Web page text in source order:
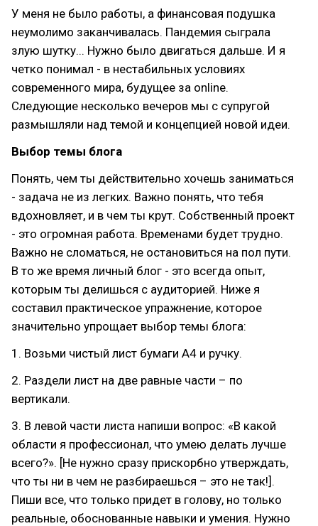
У меня не было работы, а финансовая подушка
неумолимо заканчивалась. Пандемия сыграла
злую шутку... Нужно было двигаться дальше. И я
четко понимал - в нестабильных условиях
современного мира, будущее за online.
Следующие несколько вечеров мы с супругой
размышляли над темой и концепцией новой идеи.
Выбор темы блога
Понять, чем ты действительно хочешь заниматься
- задача не из легких. Важно понять, что тебя
вдохновляет, и в чем ты крут. Собственный проект
- это огромная работа. Временами будет трудно.
Важно не сломаться, не остановиться на пол пути.
В то же время личный блог - это всегда опыт,
которым ты делишься с аудиторией. Ниже я
составил практическое упражнение, которое
значительно упрощает выбор темы блога:
1. Возьми чистый лист бумаги А4 и ручку.
2. Раздели лист на две равные части – по
вертикали.
3. В левой части листа напиши вопрос: «В какой
области я профессионал, что умею делать лучше
всего?». [Не нужно сразу прискорбно утверждать,
что ты ни в чем не разбираешься – это не так!].
Пиши все, что только придет в голову, но только
реальные, обоснованные навыки и умения. Нужно